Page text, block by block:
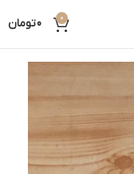
0
0تومان